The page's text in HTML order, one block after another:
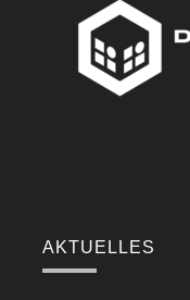
AKTUELLES